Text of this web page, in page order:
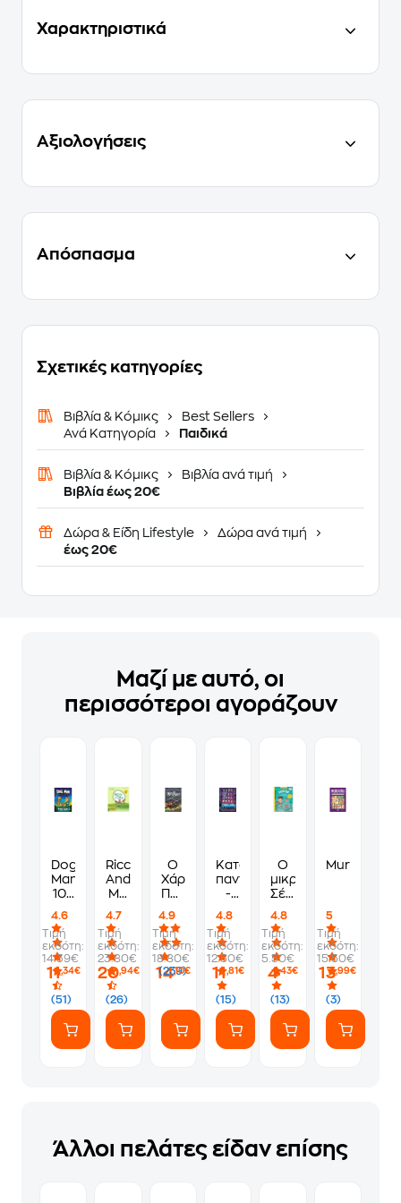
Χαρακτηριστικά
Αξιολογήσεις
Απόσπασμα
Σχετικές κατηγορίες
Βιβλία & Κόμικς
Best Sellers
Ανά Κατηγορία
Παιδικά
Βιβλία & Κόμικς
Βιβλία ανά τιμή
Βιβλία έως 20€
Δώρα & Είδη Lifestyle
Δώρα ανά τιμή
έως 20€
Μαζί με αυτό, οι
περισσότεροι αγοράζουν
Dog
Man
10 -
μητέρα
του
γάτου
4.6
(51)
Τιμή
εκδότη:
14.39€
11,34€
Ricco
And
Me
B
Workbook
4.7
(26)
Τιμή
εκδότη:
23.80€
20,94€
Ο
Χάρι
Πότερ
το
κύπελλο
της
φωτιάς
4.9
(239)
Τιμή
εκδότη:
18.80€
14,10€
Κατάσκοποι
παντού
-
σε
κάθε
όροφο
4.8
(15)
Τιμή
εκδότη:
12.50€
11,81€
Ο
μικρός
Σέρλοκ:
μυστήριο
με
τα
χρυσόψαρα
4.8
(13)
Τιμή
εκδότη:
5.50€
4,43€
Murdoku
5
(3)
Τιμή
εκδότη:
15.50€
13,99€
Άλλοι πελάτες είδαν επίσης